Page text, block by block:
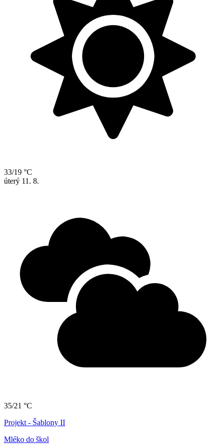
33/19 °C
úterý 11. 8.
35/21 °C
Projekt - Šablony II
Mléko do škol